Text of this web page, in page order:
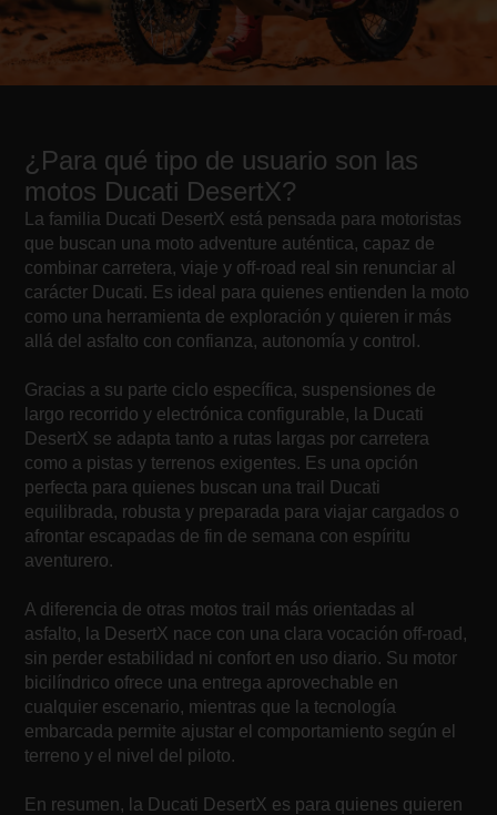
¿Para qué tipo de usuario son las
motos Ducati DesertX?
La familia Ducati DesertX está pensada para motoristas
que buscan una moto adventure auténtica, capaz de
combinar carretera, viaje y off-road real sin renunciar al
carácter Ducati. Es ideal para quienes entienden la moto
como una herramienta de exploración y quieren ir más
allá del asfalto con confianza, autonomía y control.
Gracias a su parte ciclo específica, suspensiones de
largo recorrido y electrónica configurable, la Ducati
DesertX se adapta tanto a rutas largas por carretera
como a pistas y terrenos exigentes. Es una opción
perfecta para quienes buscan una trail Ducati
equilibrada, robusta y preparada para viajar cargados o
afrontar escapadas de fin de semana con espíritu
aventurero.
A diferencia de otras motos trail más orientadas al
asfalto, la DesertX nace con una clara vocación off-road,
sin perder estabilidad ni confort en uso diario. Su motor
bicilíndrico ofrece una entrega aprovechable en
cualquier escenario, mientras que la tecnología
embarcada permite ajustar el comportamiento según el
terreno y el nivel del piloto.
En resumen, la Ducati DesertX es para quienes quieren